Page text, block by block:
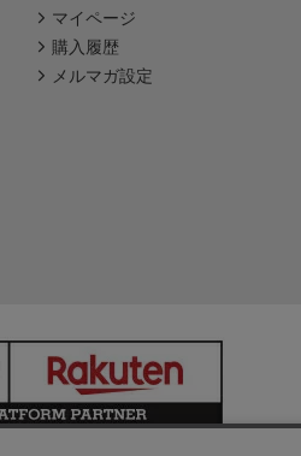
マイページ
購入履歴
メルマガ設定